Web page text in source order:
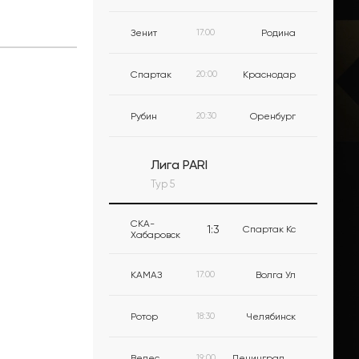
Зенит 17:00 Родина
Спартак 20:00 Краснодар
Рубин 20:30 Оренбург
Лига PARI
Тур 5
СКА-
Хабаровск
1:3 Спартак Кс
КАМАЗ 17:00 Волга Ул
Ротор 18:30 Челябинск